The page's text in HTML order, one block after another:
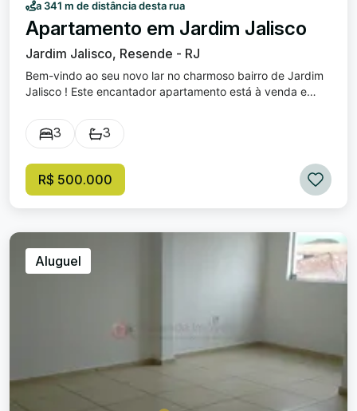
a 341 m de distância desta rua
Apartamento em Jardim Jalisco
Jardim Jalisco, Resende - RJ
Bem-vindo ao seu novo lar no charmoso bairro de Jardim
Jalisco ! Este encantador apartamento está à venda e
e estilo. Dormitórios: 3 quartos espaçosos, perfeitos para
relaxar e desfrutar de tranquilidade. Suítes: 1 elegante
longo dia. Salas: Uma ampla sala de estar que convida
momentos de lazer e convívio com amigos e familiares.
apartamento oferece a conveniência de estar perto de
todas as comodidades e serviços que a região tem a
oferecer. Não perca a chance de tornar este lugar o seu
novo lar! Entre em contato para mais informações e venha
3 3
R$ 500.000
Aluguel